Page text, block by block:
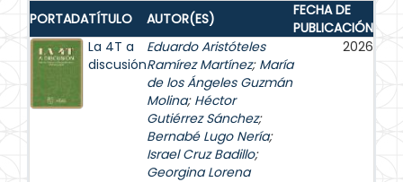
PORTADATÍTULO AUTOR(ES)
FECHA DE
PUBLICACIÓN
La 4T a
discusión
Eduardo Aristóteles
Ramírez Martínez; María
de los Ángeles Guzmán
Molina; Héctor
Gutiérrez Sánchez;
Bernabé Lugo Nería;
Israel Cruz Badillo;
Georgina Lorena
2026